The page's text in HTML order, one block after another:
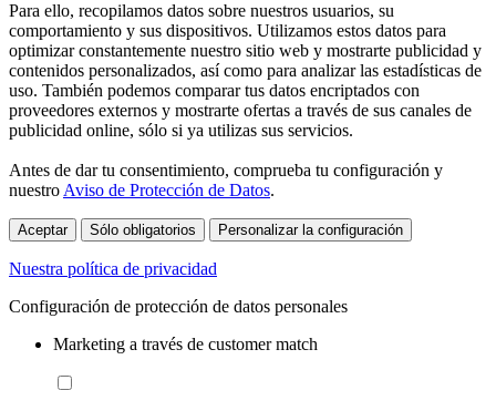
Para ello, recopilamos datos sobre nuestros usuarios, su
comportamiento y sus dispositivos. Utilizamos estos datos para
optimizar constantemente nuestro sitio web y mostrarte publicidad y
contenidos personalizados, así como para analizar las estadísticas de
uso. También podemos comparar tus datos encriptados con
proveedores externos y mostrarte ofertas a través de sus canales de
publicidad online, sólo si ya utilizas sus servicios.
Antes de dar tu consentimiento, comprueba tu configuración y
nuestro Aviso de Protección de Datos.
Aceptar Sólo obligatorios Personalizar la configuración
Nuestra política de privacidad
Configuración de protección de datos personales
Marketing a través de customer match